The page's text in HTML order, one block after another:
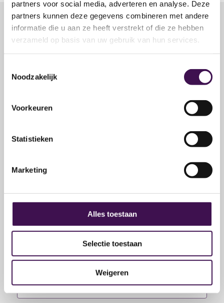
partners voor social media, adverteren en analyse. Deze
partners kunnen deze gegevens combineren met andere
informatie die u aan ze heeft verstrekt of die ze hebben
verzameld op basis van uw gebruik van hun services.
Noodzakelijk
Voorkeuren
Statistieken
Marketing
Alles toestaan
Selectie toestaan
Weigeren
Solliciteer op deze vacature
1. E-mailadres
We controleren of je al in ons systeem staat, dan
hoef je geen NAW gegevens meer in te vullen.
E-mailadres